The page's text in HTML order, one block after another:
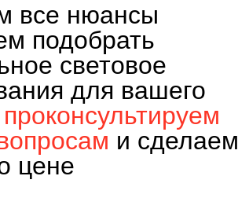
все нюансы
подобрать
световое
для вашего
проконсультируем
и сделаем
цене